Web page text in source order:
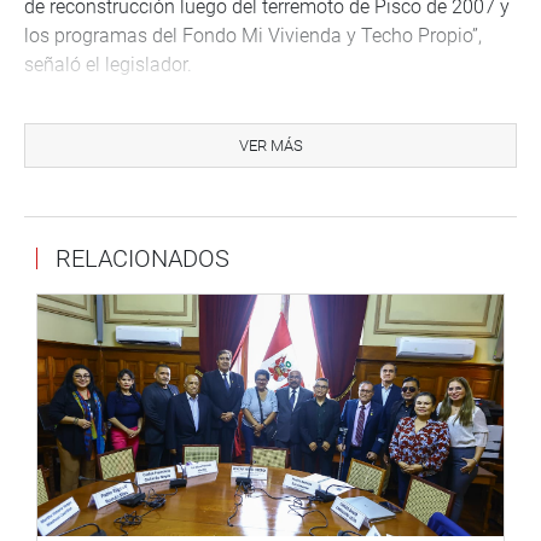
de reconstrucción luego del terremoto de Pisco de 2007 y
los programas del Fondo Mi Vivienda y Techo Propio”,
señaló el legislador.
de cada uno de los otros predios que ocupan los centros
poblados, asentamientos humanos u otros terceros, que
diversos terceros.
Oyola Rodríguez también señaló que otro problema serio
que ocurre en Alto Larán es la determinación de las áreas
de superposición existentes entre el gran predio del Sima
y los predios inscritos a favor de terceros, en el Registro
de Predios de Chincha-lca. Algunas de estas
superposiciones se dan en predios denominados
Irrigación Chinchaycamac y El Chotano. De igual forma,
es la determinación de áreas ocupadas del gran predio
VER MÁS
RELACIONADOS